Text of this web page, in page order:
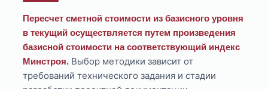
Пересчет сметной стоимости из базисного уровня
в текущий осуществляется путем произведения
базисной стоимости на соответствующий индекс
Минстроя. Выбор методики зависит от
требований технического задания и стадии